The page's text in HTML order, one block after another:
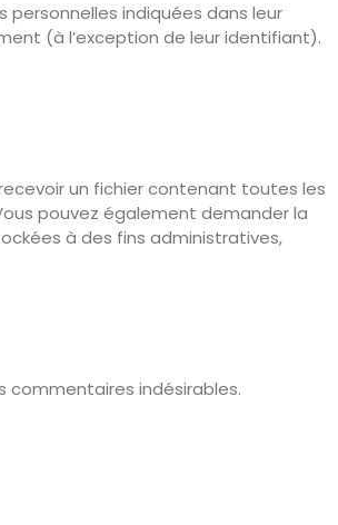
indiquées dans leur
(à l’exception de leur identifiant).
un fichier contenant toutes les
pouvez également demander la
à des fins administratives,
commentaires indésirables.